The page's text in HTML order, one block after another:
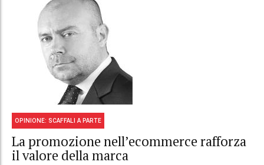
OPINIONE: SCAFFALI A PARTE
La promozione nell’ecommerce rafforza
il valore della marca